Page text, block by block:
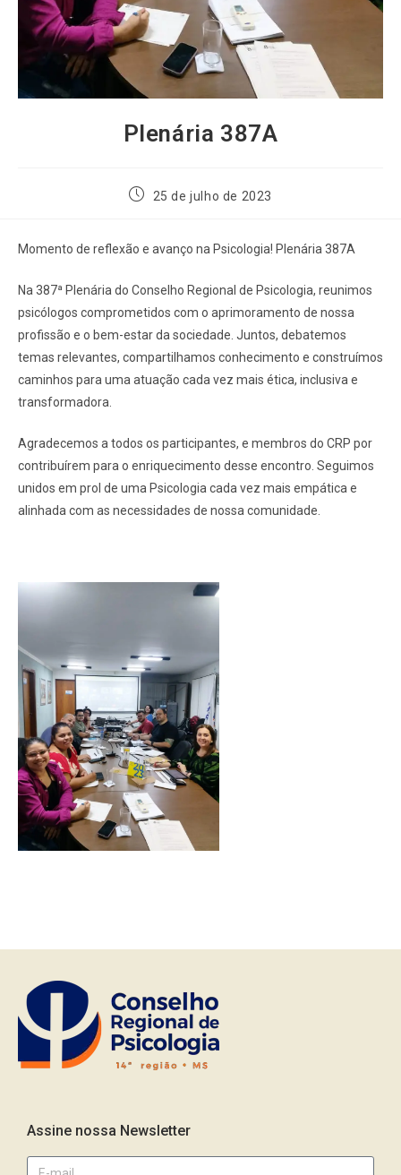
Plenária 387A
25 de julho de 2023
Momento de reflexão e avanço na Psicologia! Plenária 387A
Na 387ª Plenária do Conselho Regional de Psicologia, reunimos
psicólogos comprometidos com o aprimoramento de nossa
profissão e o bem-estar da sociedade. Juntos, debatemos
temas relevantes, compartilhamos conhecimento e construímos
caminhos para uma atuação cada vez mais ética, inclusiva e
transformadora.
Agradecemos a todos os participantes, e membros do CRP por
contribuírem para o enriquecimento desse encontro. Seguimos
unidos em prol de uma Psicologia cada vez mais empática e
alinhada com as necessidades de nossa comunidade.
Assine nossa Newsletter